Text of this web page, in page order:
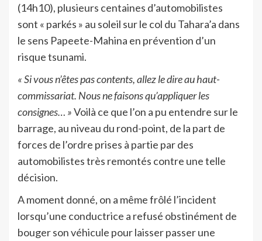
(14h10), plusieurs centaines d’automobilistes
sont « parkés » au soleil sur le col du Tahara’a dans
le sens Papeete-Mahina en prévention d’un
risque tsunami.
« Si vous n’êtes pas contents, allez le dire au haut-
commissariat. Nous ne faisons qu’appliquer les
consignes… »Voilà ce que l’on a pu entendre sur le
barrage, au niveau du rond-point, de la part de
forces de l’ordre prises à partie par des
automobilistes très remontés contre une telle
décision.
A moment donné, on a même frôlé l’incident
lorsqu’une conductrice a refusé obstinément de
bouger son véhicule pour laisser passer une